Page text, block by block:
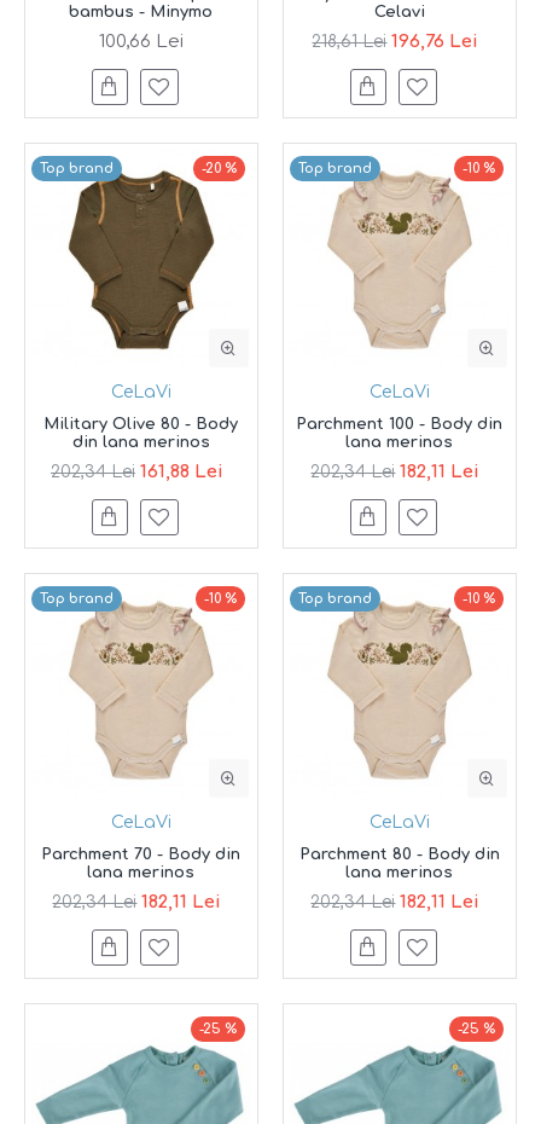
bambus - Minymo
100,66 Lei
Celavi
218,61 Lei 196,76 Lei
Top brand -20 %
CeLaVi
Military Olive 80 - Body
din lana merinos
202,34 Lei 161,88 Lei
Top brand -10 %
CeLaVi
Parchment 100 - Body din
lana merinos
202,34 Lei 182,11 Lei
Top brand -10 %
CeLaVi
Parchment 70 - Body din
lana merinos
202,34 Lei 182,11 Lei
Top brand -10 %
CeLaVi
Parchment 80 - Body din
lana merinos
202,34 Lei 182,11 Lei
-25 % -25 %